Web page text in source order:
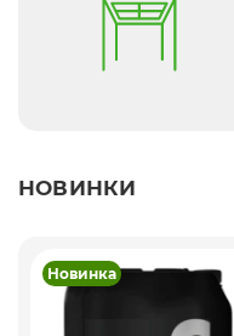
НОВИНКИ
Новинка